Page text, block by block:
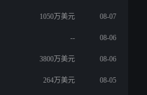
1050万美元 08-07
-- 08-06
3800万美元 08-06
264万美元 08-05